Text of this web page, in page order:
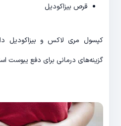
قرص بیزاکودیل
کپسول مری لاکس و بیزاکودیل
گزینه‌های درمانی برای دفع یبوست